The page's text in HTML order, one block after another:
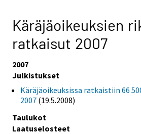
Käräjäoikeuksien
ratkaisut 2007
2007
Julkistukset
Käräjäoikeuksissa ratkaistiin 66
2007 (19.5.2008)
Taulukot
Laatuselosteet